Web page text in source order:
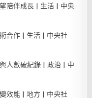
陪伴成長 | 生活 | 中央
合作 | 生活 | 中央社
人數破紀錄 | 政治 | 中
效能 | 地方 | 中央社